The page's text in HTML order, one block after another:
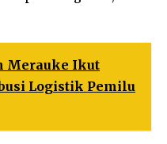
Merauke Ikut
Logistik Pemilu